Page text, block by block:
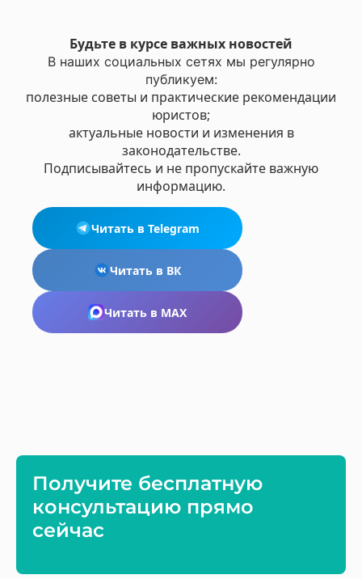
Будьте в курсе важных новостей
В наших социальных сетях мы регулярно
публикуем:
полезные советы и практические рекомендации
юристов;
актуальные новости и изменения в
законодательстве.
Подписывайтесь и не пропускайте важную
информацию.
Читать в Telegram
Читать в ВК
Читать в MAX
Получите бесплатную
консультацию прямо
сейчас